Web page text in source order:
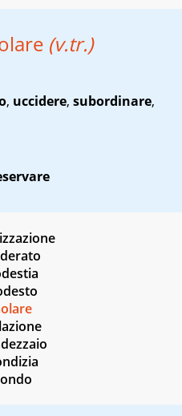
(v.tr.)
, uccidere, subordinare,